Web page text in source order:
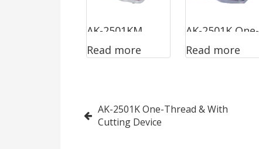
AK-2501KM
One-Thread &
Read more
AK-2501K One-
Thread & With
Read more
Post
navigation
AK-2501K One-Thread & With
Cutting Device